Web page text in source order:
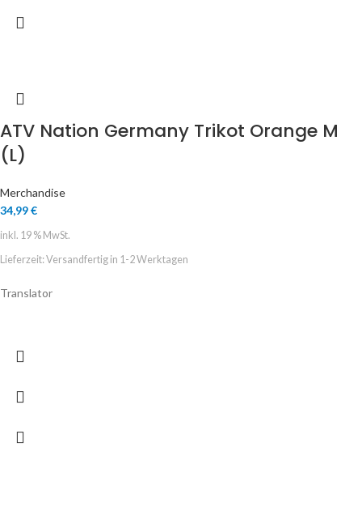
ATV Nation Germany Trikot Orange M
(L)
Merchandise
34,99€
inkl. 19 % MwSt.
Lieferzeit: Versandfertig in 1-2 Werktagen
Translator